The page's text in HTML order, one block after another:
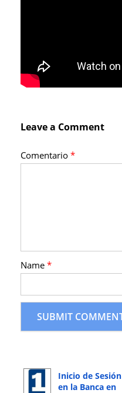
Leave a Comment
Comentario*
Name*
Inicio de Sesión
en la Banca en